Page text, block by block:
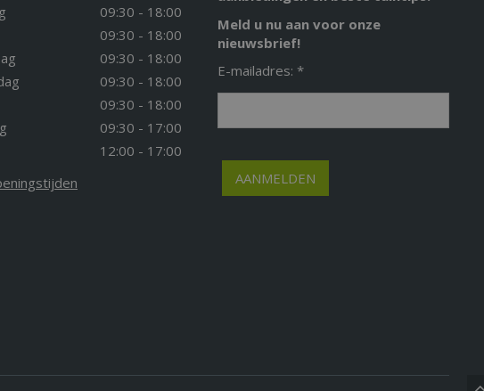
09:30 - 18:00
09:30 - 18:00
09:30 - 18:00
09:30 - 18:00
09:30 - 18:00
09:30 - 17:00
12:00 - 17:00
Meld u nu aan voor onze
nieuwsbrief!
E-mailadres: *